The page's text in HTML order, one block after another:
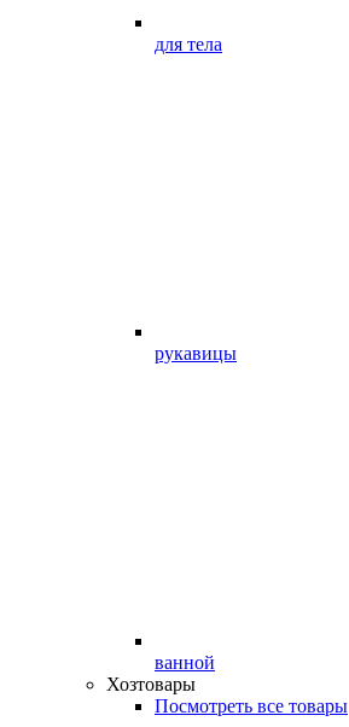
для тела
рукавицы
ванной
Хозтовары
Посмотреть все товары